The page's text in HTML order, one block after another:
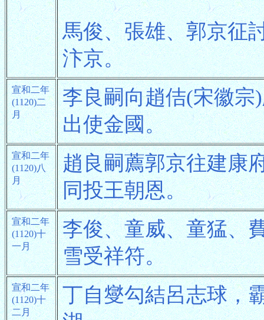
馬俊、張雄、郭京征
汴京。
宣和二年
(1120)二
月
李良嗣向趙佶(宋徽宗
出使金國。
宣和二年
(1120)八
月
趙良嗣薦郭京往建康
同投王朝恩。
宣和二年
(1120)十
一月
李俊、童威、童猛、
雪受祥符。
宣和二年
(1120)十
二月
丁自燮勾結呂志球，